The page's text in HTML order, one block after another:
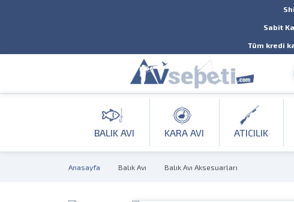
Sabit
Tüm kredi
BALIK AVI KARA AVI ATICILIK
Anasayfa Balık Avı Balık Avı Aksesuarları